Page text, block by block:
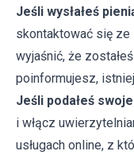
Jeśli wysłałeś
skontaktować się
wyjaśnić, że
poinformujesz,
Jeśli podałeś
i włącz
usługach online, z